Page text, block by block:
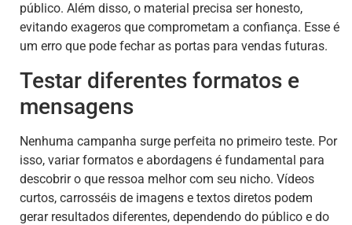
público. Além disso, o material precisa ser honesto,
evitando exageros que comprometam a confiança. Esse é
um erro que pode fechar as portas para vendas futuras.
Testar diferentes formatos e
mensagens
Nenhuma campanha surge perfeita no primeiro teste. Por
isso, variar formatos e abordagens é fundamental para
descobrir o que ressoa melhor com seu nicho. Vídeos
curtos, carrosséis de imagens e textos diretos podem
gerar resultados diferentes, dependendo do público e do